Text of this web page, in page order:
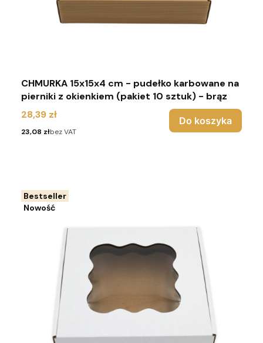
CHMURKA 15x15x4 cm - pudełko karbowane na
pierniki z okienkiem (pakiet 10 sztuk) - brąz
Cena
28,39 zł
Cena
23,08 złbez VAT
Do koszyka
Bestseller
Nowość